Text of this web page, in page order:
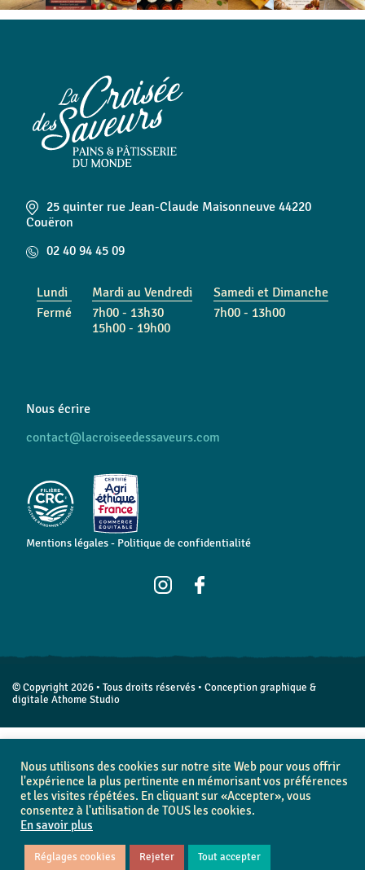
25 quinter rue Jean-Claude Maisonneuve 44220
Couëron
02 40 94 45 09
Lundi
Fermé
Mardi au Vendredi
7h00 - 13h30
15h00 - 19h00
Samedi et Dimanche
7h00 - 13h00
Nous écrire
contact@lacroiseedessaveurs.com
Mentions légales- Politique de confidentialité
© Copyright 2026 • Tous droits réservés • Conception graphique &
digitale Athome Studio
Nous utilisons des cookies sur notre site Web pour vous offrir
l'expérience la plus pertinente en mémorisant vos préférences
et les visites répétées. En cliquant sur «Accepter», vous
consentez à l'utilisation de TOUS les cookies.
En savoir plus
Réglages cookies Rejeter Tout accepter